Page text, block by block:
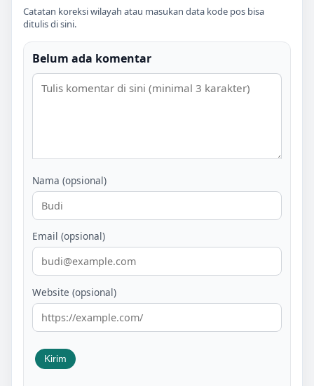
Catatan koreksi wilayah atau masukan data kode pos bisa
ditulis di sini.
Belum ada komentar
Nama (opsional)
Email (opsional)
Website (opsional)